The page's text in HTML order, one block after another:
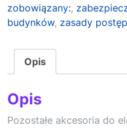
zobowiązany:,
budynków, zasady
Opis
Opis
Pozostałe akcesoria do